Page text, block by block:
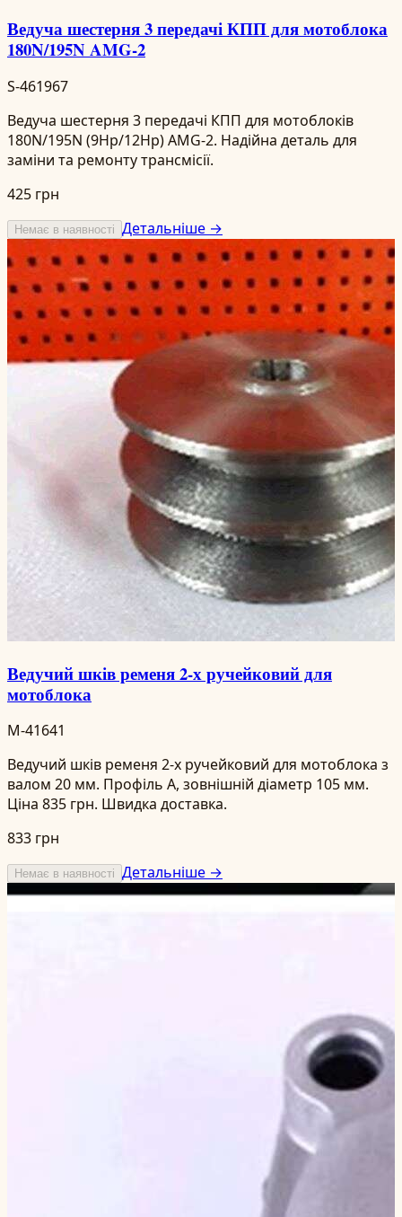
Ведуча шестерня 3 передачі КПП для мотоблока
180N/195N AMG-2
S-461967
Ведуча шестерня 3 передачі КПП для мотоблоків
180N/195N (9Hp/12Hp) AMG-2. Надійна деталь для
заміни та ремонту трансмісії.
425 грн
Немає в наявності Детальніше →
Ведучий шків ременя 2-х ручейковий для
мотоблока
M-41641
Ведучий шків ременя 2-х ручейковий для мотоблока з
валом 20 мм. Профіль А, зовнішній діаметр 105 мм.
Ціна 835 грн. Швидка доставка.
833 грн
Немає в наявності Детальніше →